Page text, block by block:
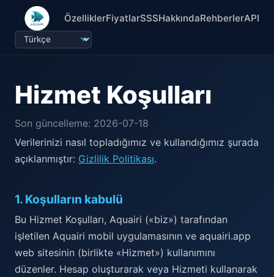
ÖzelliklerFiyatlarSSSHakkındaRehberlerAPI
Hizmet Koşulları
Son güncelleme: 2026-07-18
Verilerinizi nasıl topladığımız ve kullandığımız şurada
açıklanmıştır: Gizlilik Politikası.
1. Koşulların kabulü
Bu Hizmet Koşulları, Aquairi («biz») tarafından
işletilen Aquairi mobil uygulamasının ve aquairi.app
web sitesinin (birlikte «Hizmet») kullanımını
düzenler. Hesap oluşturarak veya Hizmeti kullanarak